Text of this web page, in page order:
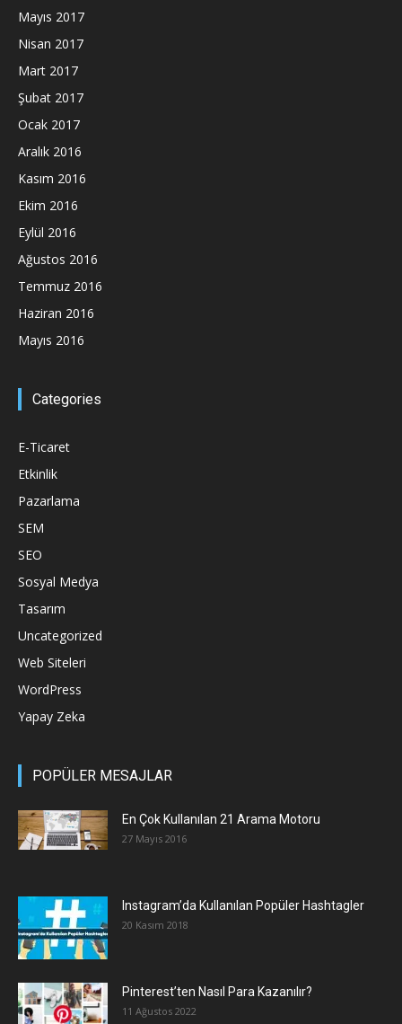
Mayıs 2017
Nisan 2017
Mart 2017
Şubat 2017
Ocak 2017
Aralık 2016
Kasım 2016
Ekim 2016
Eylül 2016
Ağustos 2016
Temmuz 2016
Haziran 2016
Mayıs 2016
Categories
E-Ticaret
Etkinlik
Pazarlama
SEM
SEO
Sosyal Medya
Tasarım
Uncategorized
Web Siteleri
WordPress
Yapay Zeka
POPÜLER MESAJLAR
En Çok Kullanılan 21 Arama Motoru
27 Mayıs 2016
Instagram’da Kullanılan Popüler Hashtagler
20 Kasım 2018
Pinterest’ten Nasıl Para Kazanılır?
11 Ağustos 2022